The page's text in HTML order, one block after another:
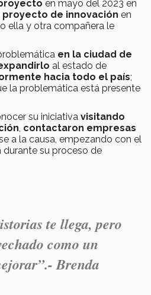
en mayo del 2023 en
proyecto de innovación en
ella y otra compañera le
en la ciudad de
al estado de
hacia todo el país;
la problemática está presente
su iniciativa visitando
contactaron empresas
a la causa, empezando con el
su proceso de
te llega, pero
como un
Brenda